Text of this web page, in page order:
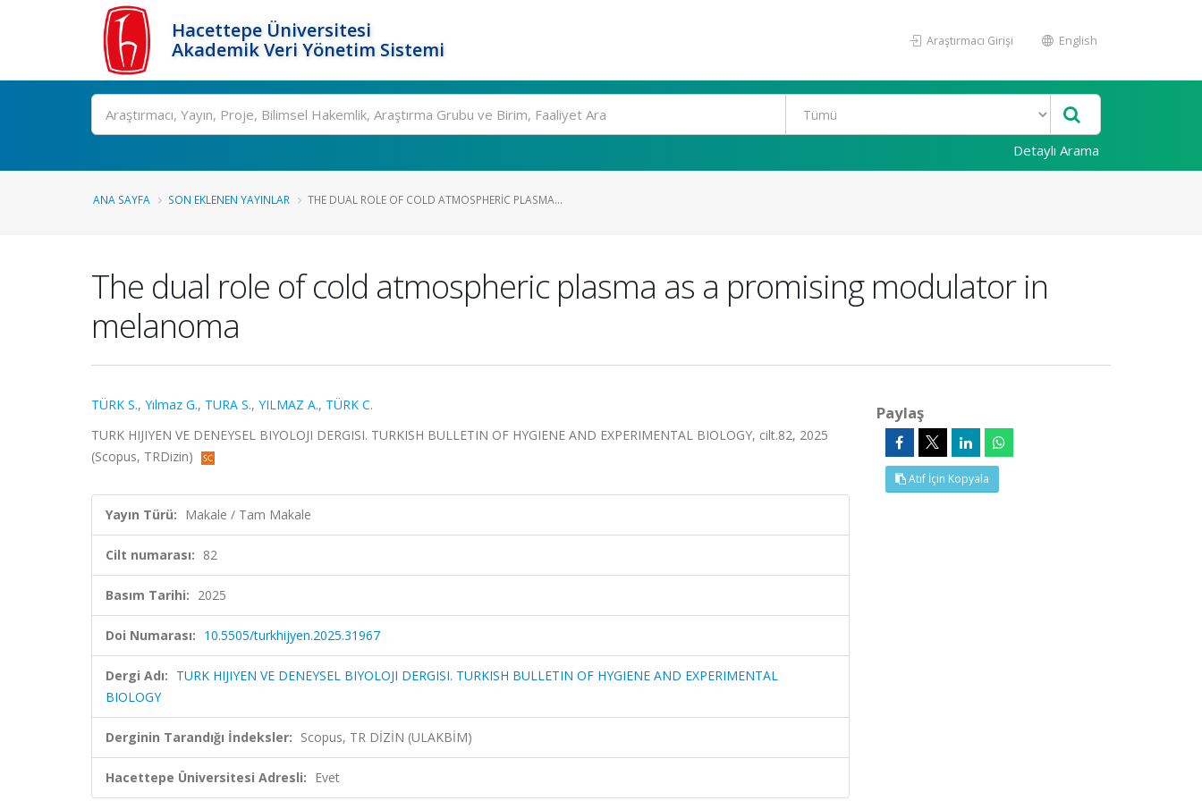
Hacettepe Üniversitesi
Akademik Veri Yönetim Sistemi
Araştırmacı Girişi English
Ara
Detaylı Arama
ANA SAYFA SON EKLENEN YAYINLAR THE DUAL ROLE OF COLD ATMOSPHERIC PLASMA...
The dual role of cold atmospheric plasma as a promising modulator in
melanoma
TÜRK S., Yılmaz G., TURA S., YILMAZ A., TÜRK C.
TURK HIJIYEN VE DENEYSEL BIYOLOJI DERGISI. TURKISH BULLETIN OF HYGIENE AND EXPERIMENTAL BIOLOGY, cilt.82, 2025
(Scopus, TRDizin)
Yayın Türü: Makale / Tam Makale
Cilt numarası: 82
Basım Tarihi: 2025
Doi Numarası: 10.5505/turkhijyen.2025.31967
Dergi Adı: TURK HIJIYEN VE DENEYSEL BIYOLOJI DERGISI. TURKISH BULLETIN OF HYGIENE AND EXPERIMENTAL
BIOLOGY
Derginin Tarandığı İndeksler: Scopus, TR DİZİN (ULAKBİM)
Hacettepe Üniversitesi Adresli: Evet
Paylaş
Atıf İçin Kopyala